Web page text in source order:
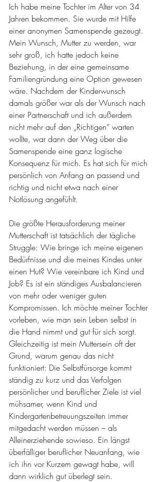
Ich habe meine Tochter im Alter von 34
Jahren bekommen. Sie wurde mit Hilfe
einer anonymen Samenspende gezeugt.
Mein Wunsch, Mutter zu werden, war
sehr groß, ich hatte jedoch keine
Beziehung, in der eine gemeinsame
Familiengründung eine Option gewesen
wäre. Nachdem der Kinderwunsch
damals größer war als der Wunsch nach
einer Partnerschaft und ich außerdem
nicht mehr auf den „Richtigen“ warten
wollte, war dann der Weg über die
Samenspende eine ganz logische
Konsequenz für mich. Es hat sich für mich
persönlich von Anfang an passend und
richtig und nicht etwa nach einer
Notlösung angefühlt.
Die größte Herausforderung meiner
Mutterschaft ist tatsächlich der tägliche
Struggle: Wie bringe ich meine eigenen
Bedürfnisse und die meines Kindes unter
einen Hut? Wie vereinbare ich Kind und
Job? Es ist ein ständiges Ausbalancieren
von mehr oder weniger guten
Kompromissen. Ich möchte meiner Tochter
vorleben, wie man sein Leben selbst in
die Hand nimmt und gut für sich sorgt.
Gleichzeitig ist mein Muttersein oft der
Grund, warum genau das nicht
funktioniert: Die Selbstfürsorge kommt
ständig zu kurz und das Verfolgen
persönlicher und beruflicher Ziele ist viel
mühsamer, wenn Kind und
Kindergartenbetreuungszeiten immer
mitgedacht werden müssen – als
Alleinerziehende sowieso. Ein längst
überfälliger beruflicher Neuanfang, wie
ich ihn vor Kurzem gewagt habe, will
dann wirklich gut überlegt sein.